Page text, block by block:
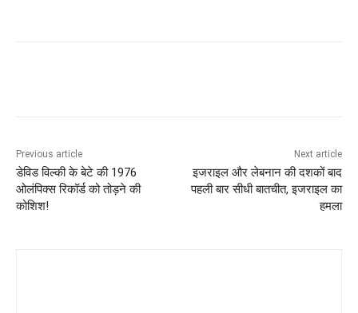
Previous article
डेविड विल्की के बेटे की 1976
ओलंपिक्स रिकॉर्ड को तोड़ने की
कोशिश!
Next article
इजराइल और लेबनान की दशकों बाद
पहली बार सीधी बातचीत, इजराइल का
हमला